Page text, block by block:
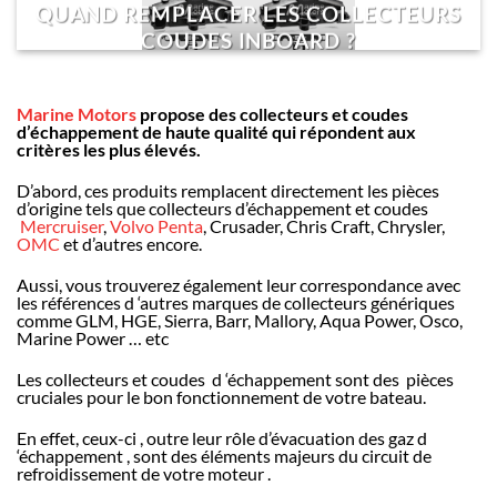
QUAND REMPLACER LES COLLECTEURS
COUDES INBOARD ?
Marine Motors propose des collecteurs et coudes
d’échappement de haute qualité qui répondent aux
critères les plus élevés.
D’abord, ces produits remplacent directement les pièces
d’origine tels que collecteurs d’échappement et coudes
Mercruiser,Volvo Penta, Crusader, Chris Craft, Chrysler,
OMC et d’autres encore.
Aussi, vous trouverez également leur correspondance avec
les références d ‘autres marques de collecteurs génériques
comme GLM, HGE, Sierra, Barr, Mallory, Aqua Power, Osco,
Marine Power … etc
Les collecteurs et coudes d ‘échappement sont des pièces
cruciales pour le bon fonctionnement de votre bateau.
En effet, ceux-ci , outre leur rôle d’évacuation des gaz d
‘échappement , sont des éléments majeurs du circuit de
refroidissement de votre moteur .